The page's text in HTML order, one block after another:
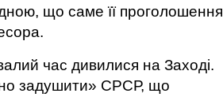
що саме її проголошення
час дивилися на Заході.
задушити» СРСР, що